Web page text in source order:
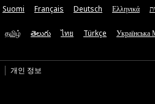
Suomi Français Deutsch Ελληνικά
தமிழ் తెలుగు ไทย Türkçe Українська
개인 정보